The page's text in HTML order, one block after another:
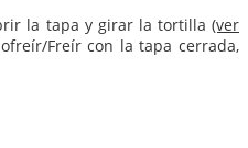
la tapa y girar la tortilla (ver
Freír con la tapa cerrada,